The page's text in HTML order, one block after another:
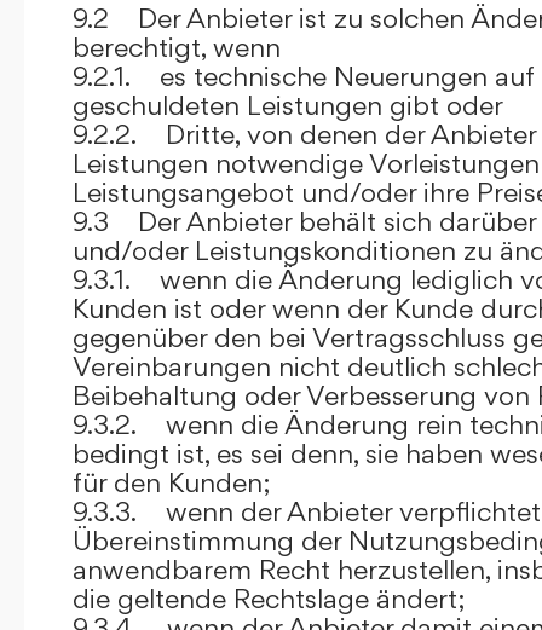
9.2 Der Anbieter ist zu solchen
berechtigt, wenn
9.2.1. es technische Neuerungen
geschuldeten Leistungen gibt oder
9.2.2. Dritte, von denen der Anbieter
Leistungen notwendige
Leistungsangebot und/oder ihre
9.3 Der Anbieter behält sich darüber
und/oder Leistungskonditionen zu
9.3.1. wenn die Änderung lediglich
Kunden ist oder wenn der Kunde
gegenüber den bei Vertragsschluss
Vereinbarungen nicht deutlich
Beibehaltung oder Verbesserung
9.3.2. wenn die Änderung rein
bedingt ist, es sei denn, sie haben
für den Kunden;
9.3.3. wenn der Anbieter verpflichtet
Übereinstimmung der
anwendbarem Recht herzustellen,
die geltende Rechtslage ändert;